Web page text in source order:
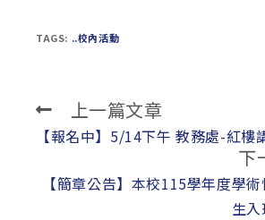
TAGS: ..校內活動
Read
more
上一篇文章
【報名中】5/14下午 教務處-紅樓
下
【簡章公告】本校115學年度學
生